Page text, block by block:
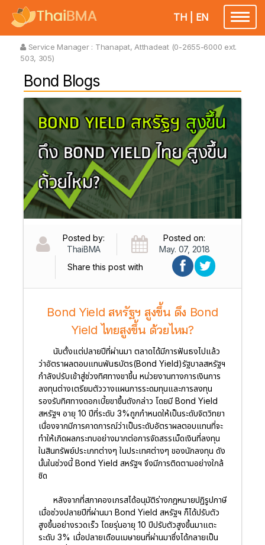
TH EN
Service Manager : Thanapat, Atthadeat (0-2655-6000 ext.
503, 305)
Bond Blogs
Posted by:
ThaiBMA
Posted on:
May. 07, 2018
Share this post with
Bond Yield สหรัฐฯ สูงขึ้น ดึง Bond
Yield ไทยสูงขึ้น ด้วยไหม?
นับตั้งแต่ปลายปีที่ผ่านมา ตลาดได้มีการฟันธงไปแล้ว
ว่าอัตราผลตอบแทนพันธบัตร(Bond Yield)รัฐบาลสหรัฐฯ
กำลังปรับเข้าสู่ช่วงทิศทางขาขึ้น หน่วยงานทางการเงินการ
ลงทุนต่างเตรียมตัววางแผนการระดมทุนและการลงทุน
รองรับทิศทางดอกเบี้ยขาขึ้นดังกล่าว โดยมี Bond Yield
สหรัฐฯ อายุ 10 ปีที่ระดับ 3%ถูกกำหนดให้เป็นระดับจิตวิทยา
เนื่องจากมีการคาดการณ์ว่าเป็นระดับอัตราผลตอบแทนที่จะ
ทำให้เกิดผลกระทบอย่างมากต่อการจัดสรรเม็ดเงินที่ลงทุน
ในสินทรัพย์ประเภทต่างๆ ในประเทศต่างๆ ของนักลงทุน ดัง
นั้นในช่วงนี้ Bond Yield สหรัฐฯ จึงมีการติดตามอย่างใกล้
ชิด
หลังจากที่สภาคองเกรสได้อนุมัติร่างกฎหมายปฏิรูปภาษี
เมื่อช่วงปลายปีที่ผ่านมา Bond Yield สหรัฐฯ ก็ได้ปรับตัว
สูงขึ้นอย่างรวดเร็ว โดยรุ่นอายุ 10 ปีปรับตัวสูงขึ้นมาแตะ
ระดับ 3% เมื่อปลายเดือนเมษายนที่ผ่านมาซึ่งได้กลายเป็น